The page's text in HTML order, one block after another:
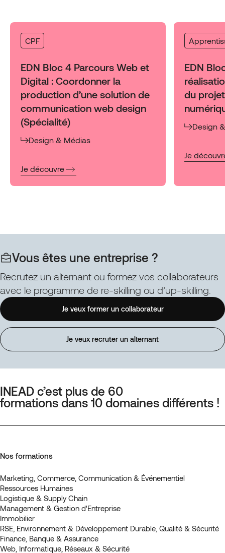
CPF
EDN Bloc 4 Parcours Web et
Digital : Coordonner la
production d’une solution de
communication web design
(Spécialité)
Design & Médias
Je découvre
:
EDN
Bloc
et
Coordonner
la
production
d’une
communication
EDN
du
Design
Je
:
EDN
3
de
design
numérique
Vous êtes une entreprise ?
Recrutez un alternant ou formez vos collaborateurs
avec le programme de re-skilling ou d’up-skilling.
Je veux former un collaborateur
Je veux recruter un alternant
INEAD c’est plus de 60
formations dans 10 domaines différents !
Nos formations
Marketing, Commerce, Communication & Événementiel
Ressources Humaines
Logistique & Supply Chain
Management & Gestion d'Entreprise
Immobilier
RSE, Environnement & Développement Durable, Qualité & Sécurité
Finance, Banque & Assurance
Web, Informatique, Réseaux & Sécurité